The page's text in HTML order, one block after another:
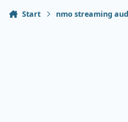
Start nmo streaming